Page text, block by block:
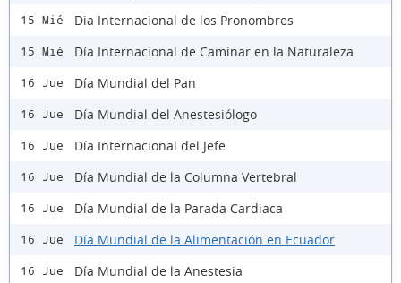
15 Mié Dia Internacional de los Pronombres
15 Mié Día Internacional de Caminar en la Naturaleza
16 Jue Día Mundial del Pan
16 Jue Día Mundial del Anestesiólogo
16 Jue Día Internacional del Jefe
16 Jue Día Mundial de la Columna Vertebral
16 Jue Día Mundial de la Parada Cardiaca
16 Jue Día Mundial de la Alimentación en Ecuador
16 Jue Día Mundial de la Anestesia